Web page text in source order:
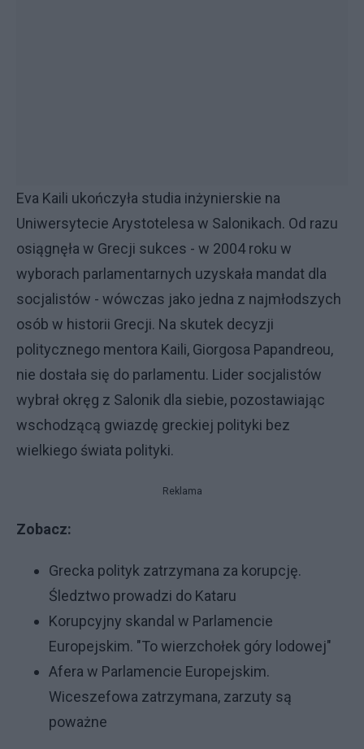
Eva Kaili ukończyła studia inżynierskie na
Uniwersytecie Arystotelesa w Salonikach. Od razu
osiągnęła w Grecji sukces - w 2004 roku w
wyborach parlamentarnych uzyskała mandat dla
socjalistów - wówczas jako jedna z najmłodszych
osób w historii Grecji. Na skutek decyzji
politycznego mentora Kaili, Giorgosa Papandreou,
nie dostała się do parlamentu. Lider socjalistów
wybrał okręg z Salonik dla siebie, pozostawiając
wschodzącą gwiazdę greckiej polityki bez
wielkiego świata polityki.
Reklama
Zobacz:
Grecka polityk zatrzymana za korupcję.
Śledztwo prowadzi do Kataru
Korupcyjny skandal w Parlamencie
Europejskim. "To wierzchołek góry lodowej"
Afera w Parlamencie Europejskim.
Wiceszefowa zatrzymana, zarzuty są
poważne